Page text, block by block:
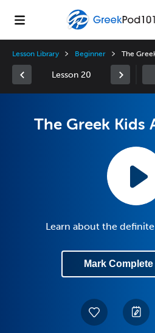
Lesson Library Beginner The
Lesson 20
The Greek Kids
Learn about the
Mark Complete